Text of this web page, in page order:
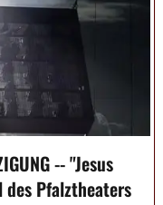
-- "Jesus
Pfalztheaters